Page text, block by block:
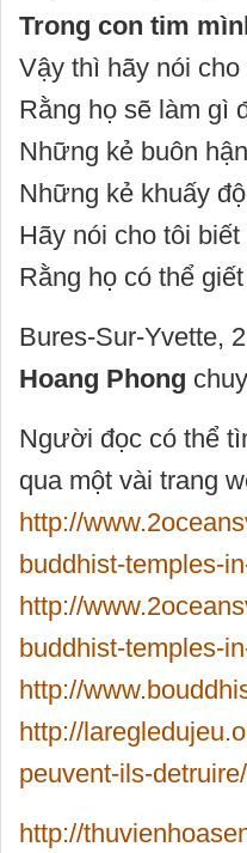
Trong con tim
Vậy thì hãy nói cho
Rằng họ sẽ làm gì
Những kẻ buôn
Những kẻ khuấy
Hãy nói cho tôi biết
Rằng họ có thể
Bures-Sur-Yvette,
Hoang Phong
Người đọc có thể
qua một vài trang
http://
buddhist-temples-
http://
buddhist-temples-
http://
http://
peuvent-ils-detruire/
http://